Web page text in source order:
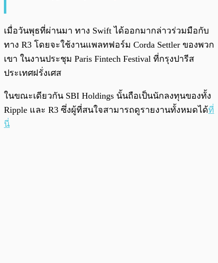
เมื่อวันพุธที่ผ่านมา ทาง Swift ได้ออกมากล่าวร่วมมือกับ
ทาง R3 โดยจะใช้งานแพลทฟอร์ม Corda Settler ของพวก
เขา ในงานประชุม Paris Fintech Festival ที่กรุงปารีส
ประเทศฝรั่งเศส
ในขณะเดียวกัน SBI Holdings นั้นถือเป็นนักลงทุนของทั้ง
Ripple และ R3 ซึ่งผู้ที่สนใจสามารถดูรายงานทั้งหมดได้ที่
นี่